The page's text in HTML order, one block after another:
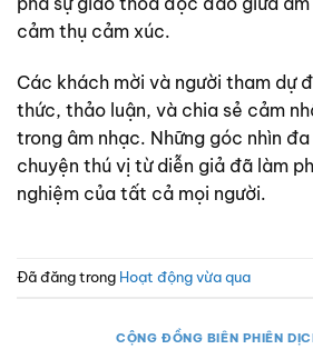
cảm thụ cảm xúc.
Các khách mời và người tham dự
thức, thảo luận, và chia sẻ cảm
trong âm nhạc. Những góc nhìn
chuyện thú vị từ diễn giả đã làm
nghiệm của tất cả mọi người.
Đã đăng trong Hoạt động vừa qua
CỘNG ĐỒNG BIÊN PHIÊN